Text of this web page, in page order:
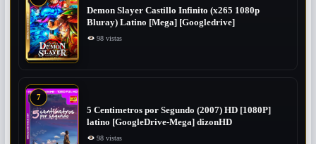
Demon Slayer Castillo Infinito (x265 1080p
Bluray) Latino [Mega] [Googledrive]
98 vistas
7
5 Centimetros por Segundo (2007) ​HD [1080P]
latino [GoogleDrive-Mega] dizonHD
98 vistas